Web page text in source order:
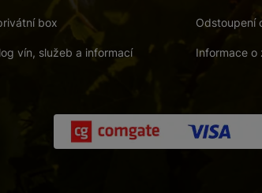
box
vín, služeb a informací
Odstoupení
Informace o